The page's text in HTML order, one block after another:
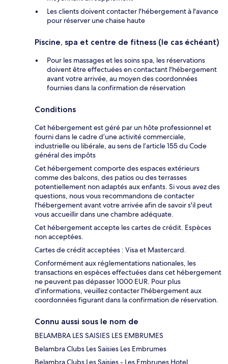
Les clients doivent contacter l'hébergement à l'avance
pour réserver une chaise haute
Piscine, spa et centre de fitness (le cas échéant)
Pour les massages et les soins spa, les réservations
doivent être effectuées en contactant l'hébergement
avant votre arrivée, au moyen des coordonnées
fournies dans la confirmation de réservation
Conditions
Cet hébergement est géré par un hôte professionnel et
fourni dans le cadre d’une activité commerciale,
industrielle ou libérale, au sens de l’article 155 du Code
général des impôts
Cet hébergement comporte des espaces extérieurs
comme des balcons, des patios ou des terrasses
potentiellement non adaptés aux enfants. Si vous avez des
questions, nous vous recommandons de contacter
l'hébergement avant votre arrivée afin de savoir s'il peut
vous accueillir dans une chambre adéquate.
Cet hébergement accepte les cartes de crédit. Espèces
non acceptées.
Cartes de crédit acceptées : Visa et Mastercard.
Conformément aux réglementations nationales, les
transactions en espèces effectuées dans cet hébergement
ne peuvent pas dépasser 1000 EUR. Pour plus
d'informations, veuillez contacter l'hébergement aux
coordonnées figurant dans la confirmation de réservation.
Connu aussi sous le nom de
BELAMBRA LES SAISIES LES EMBRUMES
Belambra Clubs Les Saisies Les Embrumes
Belambra Clubs Les Saisies - Les Embrunes Hotel